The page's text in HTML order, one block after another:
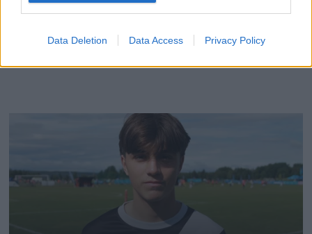
Data Deletion Data Access Privacy Policy